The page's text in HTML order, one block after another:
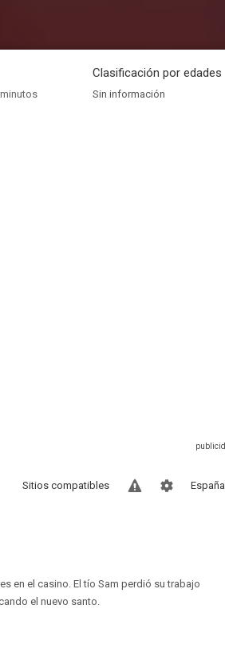
Clasificación por edades
Sin información
España
Sitios compatibles
en el casino. El tío Sam perdió su trabajo
el nuevo santo.